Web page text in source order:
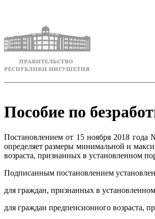
Пособие по
Постановлением от 15 ноября 2018 года
определяет размеры минимальной и
возраста, признанных в установленном
Подписанным постановлением
для граждан, признанных в
для граждан предпенсионного возраста,